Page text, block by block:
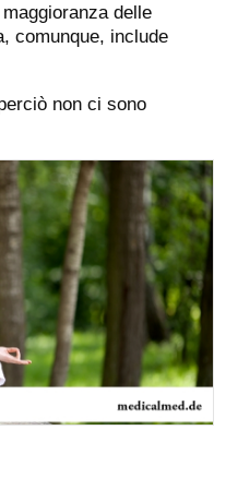
delle
comunque, include
non ci sono